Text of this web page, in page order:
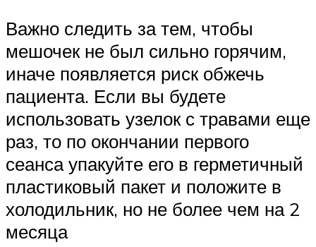
Важно следить за тем, чтобы
мешочек не был сильно горячим,
иначе появляется риск обжечь
пациента. Если вы будете
использовать узелок с травами еще
раз, то по окончании первого
сеанса упакуйте его в герметичный
пластиковый пакет и положите в
холодильник, но не более чем на 2
месяца